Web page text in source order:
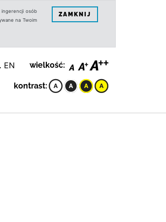
osób
na Twoim
ZAMKNIJ
EN wielkość:
kontrast: